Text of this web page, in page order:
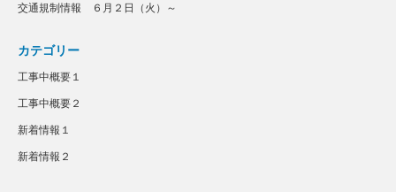
交通規制情報 ６月２日（火）～
カテゴリー
工事中概要１
工事中概要２
新着情報１
新着情報２